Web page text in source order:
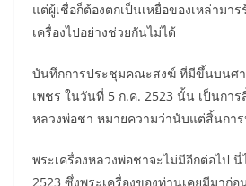
แต่ผู้เชื่อก็ต้องตกเป็นเหยื่อของเหล่ามา
เครื่องไปอย่างช่วยกันไม่ได้
บันทึกการประชุมคณะสงฆ์ ที่มีขึ้นบนศา
เพชร ในวันที่ 5 ก.ค. 2523 นั้น เป็นกา
หลวงพ่อชา หมายความว่านับแต่สิ้นกา
พระเครื่องหลวงพ่อชาจะไม่มีอีกต่อไป
2523 ซึ่งพระเครื่องของท่านเคยมีมาก่อ